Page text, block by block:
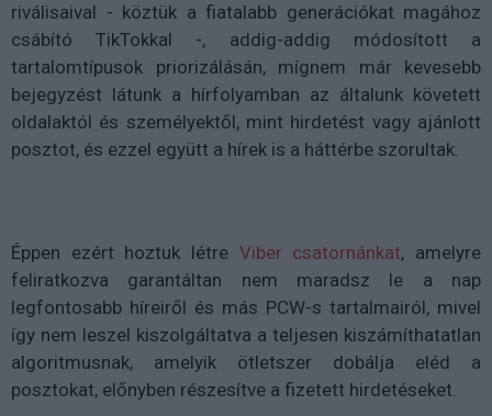
riválisaival - köztük a fiatalabb generációkat magához
csábító TikTokkal -, addig-addig módosított a
tartalomtípusok priorizálásán, mígnem már kevesebb
bejegyzést látunk a hírfolyamban az általunk követett
oldalaktól és személyektől, mint hirdetést vagy ajánlott
posztot, és ezzel együtt a hírek is a háttérbe szorultak.
Éppen ezért hoztuk létre Viber csatornánkat, amelyre
feliratkozva garantáltan nem maradsz le a nap
legfontosabb híreiről és más PCW-s tartalmairól, mivel
így nem leszel kiszolgáltatva a teljesen kiszámíthatatlan
algoritmusnak, amelyik ötletszer dobálja eléd a
posztokat, előnyben részesítve a fizetett hirdetéseket.